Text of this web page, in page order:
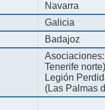
Navarra
Galicia
Badajoz
Tenerife
Legión
(Las Palmas